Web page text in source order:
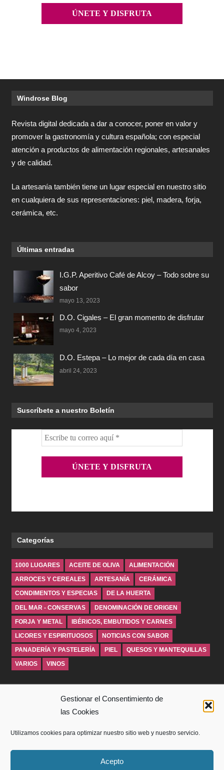
Gestionar el Consentimiento de
las Cookies
Utilizamos cookies para optimizar nuestro sitio web y nuestro servicio.
Acepto
Windrose Blog
Revista digital dedicada a dar a conocer, poner en valor y
promover la gastronomía y cultura española; con especial
atención a productos de alimentación regionales, artesanales
y de calidad.
La artesanía también tiene un lugar especial en nuestro sitio
en cualquiera de sus representaciones: piel, madera, forja,
cerámica, etc.
Últimas entradas
I.G.P. Aperitivo Café de Alcoy – Todo sobre su
sabor
mayo 13, 2023
D.O. Cigales – El gran momento de disfrutar
mayo 4, 2023
D.O. Estepa – Lo mejor de cada día en casa
abril 24, 2023
Suscríbete a nuestro Boletín
Categorías
1000 LUGARES ACEITE DE OLIVA ALIMENTACIÓN
ARROCES Y CEREALES ARTESANÍA CERÁMICA
CONDIMENTOS Y ESPECIAS DE LA HUERTA
DEL MAR - CONSERVAS DENOMINACIÓN DE ORIGEN
FORJA Y METAL IBÉRICOS, EMBUTIDOS Y CARNES
LICORES Y ESPIRITUOSOS NOTICIAS CON SABOR
PANADERÍA Y PASTELERÍA PIEL QUESOS Y MANTEQUILLAS
VARIOS VINOS
SOBRE WINDROSEBLOG
AVISO LEGAL